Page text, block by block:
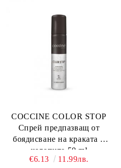
COCCINE COLOR STOP
Спрей предпазващ от
боядисване на краката и
чорапите 50 ml
€6.13
11.99лв.